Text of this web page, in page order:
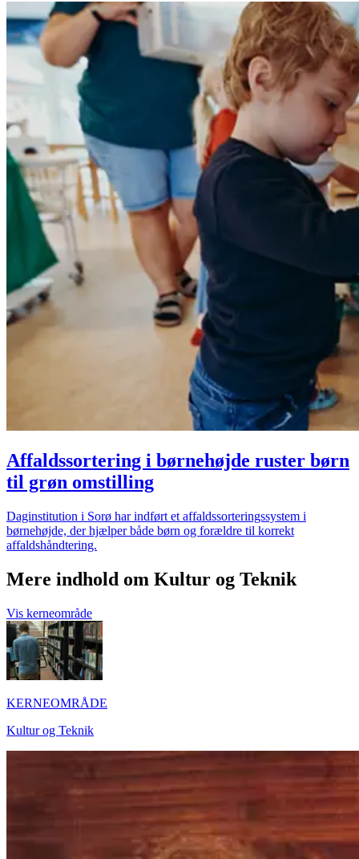
Affaldssortering i børnehøjde ruster børn
til grøn omstilling
Daginstitution i Sorø har indført et affaldssorteringssystem i
børnehøjde, der hjælper både børn og forældre til korrekt
affaldshåndtering.
Mere indhold om Kultur og Teknik
Vis kerneområde
KERNEOMRÅDE
Kultur og Teknik